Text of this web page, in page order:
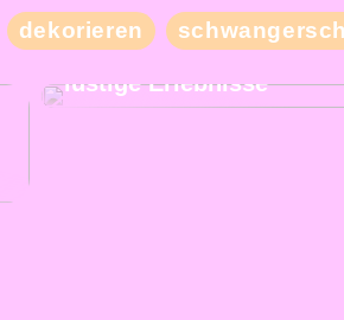
dekorieren
Besuchen Sie unser
Nachbarland und
lustige Erlebnisse